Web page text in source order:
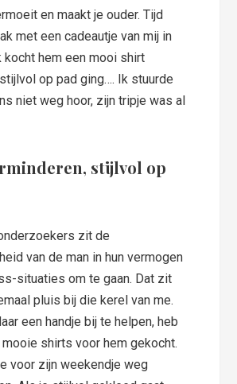
en maakt je ouder. Tijd
met een cadeautje van mij in
kocht hem een mooi shirt
op pad ging…. Ik stuurde
niet weg hoor, zijn tripje was al
stijlvol op
zit de
van de man in hun vermogen
situaties om te gaan. Dat zit
pluis bij die kerel van me.
een handje bij te helpen, heb
mooie shirts voor hem gekocht.
voor zijn weekendje weg